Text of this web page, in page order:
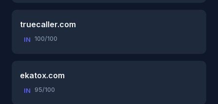
truecaller.com
IN 100/100
ekatox.com
IN 95/100